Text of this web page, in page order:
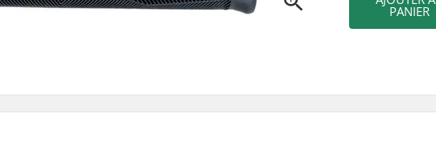
PANIER